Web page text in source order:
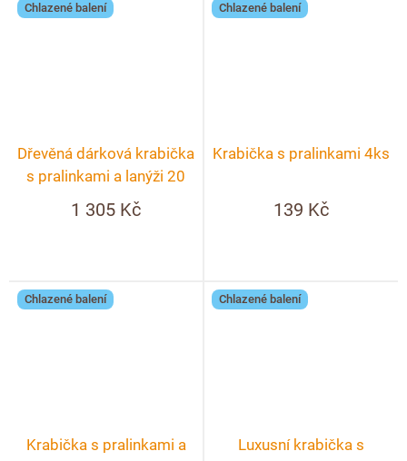
Chlazené balení
Dřevěná dárková krabička
s pralinkami a lanýži 20
ks + možnost
personalizace
1 305 Kč
Chlazené balení
Krabička s pralinkami 4ks
139 Kč
Chlazené balení
Krabička s pralinkami a
Chlazené balení
Luxusní krabička s